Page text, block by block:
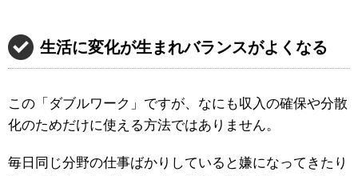
生活に変化が生まれバランスがよくなる
この「ダブルワーク」ですが、なにも収入の確保や分散
化のためだけに使える方法ではありません。
毎日同じ分野の仕事ばかりしていると嫌になってきたり